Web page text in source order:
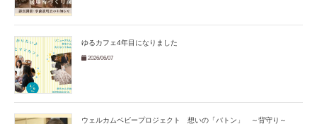
ゆるカフェ4年目になりました
2026/06/07
ウェルカムベビープロジェクト 想いの「バトン」 ～背守り～